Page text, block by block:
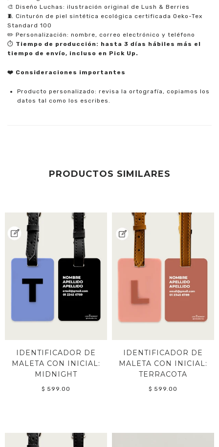
🎨 Diseño Luchas: ilustración original de Lush & Berries
🧵 Cinturón de piel sintética ecológica certificada Oeko-Tex
Standard 100
✏️ Personalización: nombre, correo electrónico y teléfono
⏱️ Tiempo de producción: hasta 3 días hábiles más el
tiempo de envío, incluso en Pick Up.
❤️ Consideraciones importantes
Producto personalizado: revisa la ortografía, copiamos los
datos tal como los escribes.
PRODUCTOS SIMILARES
IDENTIFICADOR DE
MALETA CON INICIAL:
MIDNIGHT
$ 599.00
IDENTIFICADOR DE
MALETA CON INICIAL:
TERRACOTA
$ 599.00